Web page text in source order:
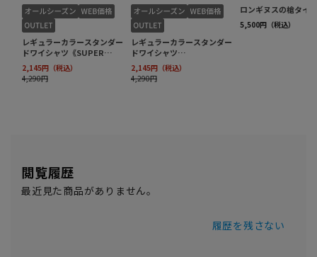
閲覧履歴
最近見た商品がありません。
履歴を残さない